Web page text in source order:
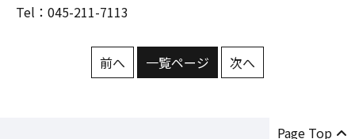
Tel：045-211-7113
前へ 一覧ページ 次へ
Page Top